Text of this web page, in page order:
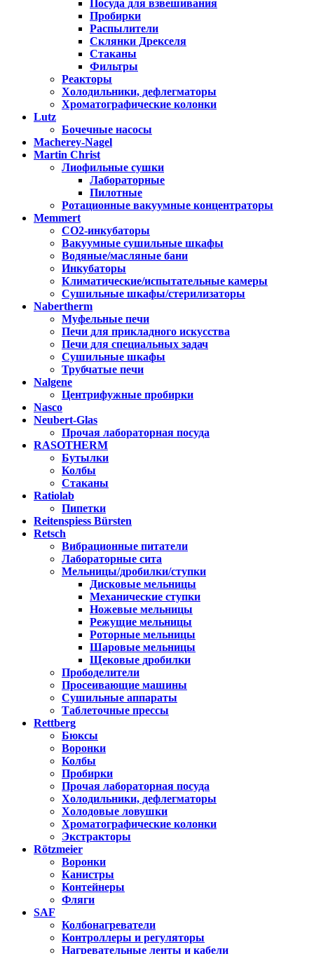
Посуда для взвешивания
Пробирки
Распылители
Склянки Дрекселя
Стаканы
Фильтры
Реакторы
Холодильники, дефлегматоры
Хроматографические колонки
Lutz
Бочечные насосы
Macherey-Nagel
Martin Christ
Лиофильные сушки
Лабораторные
Пилотные
Ротационные вакуумные концентраторы
Memmert
CO2-инкубаторы
Вакуумные сушильные шкафы
Водяные/масляные бани
Инкубаторы
Климатические/испытательные камеры
Сушильные шкафы/стерилизаторы
Nabertherm
Муфельные печи
Печи для прикладного искусства
Печи для специальных задач
Сушильные шкафы
Трубчатые печи
Nalgene
Центрифужные пробирки
Nasco
Neubert-Glas
Прочая лабораторная посуда
RASOTHERM
Бутылки
Колбы
Стаканы
Ratiolab
Пипетки
Reitenspiess Bürsten
Retsch
Вибрационные питатели
Лабораторные сита
Мельницы/дробилки/ступки
Дисковые мельницы
Механические ступки
Ножевые мельницы
Режущие мельницы
Роторные мельницы
Шаровые мельницы
Щековые дробилки
Прободелители
Просеивающие машины
Сушильные аппараты
Таблеточные прессы
Rettberg
Бюксы
Воронки
Колбы
Пробирки
Прочая лабораторная посуда
Холодильники, дефлегматоры
Холодовые ловушки
Хроматографические колонки
Экстракторы
Rötzmeier
Воронки
Канистры
Контейнеры
Фляги
SAF
Колбонагреватели
Контроллеры и регуляторы
Нагревательные ленты и кабели